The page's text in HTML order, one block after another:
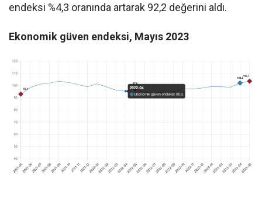
endeksi %4,3 oranında artarak 92,2 değerini aldı.
Ekonomik güven endeksi, Mayıs 2023